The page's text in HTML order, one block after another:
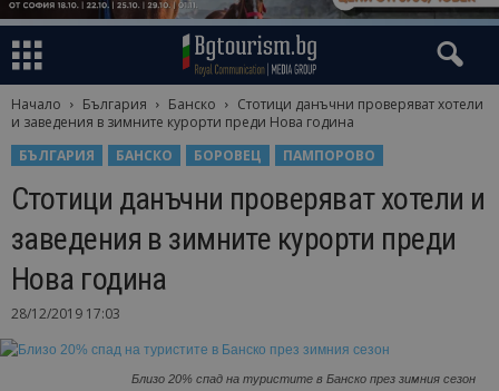
Начало България Банско
Стотици данъчни проверяват хотели
и заведения в зимните курорти преди Нова година
БЪЛГАРИЯ
БАНСКО БОРОВЕЦ ПАМПОРОВО
Стотици данъчни проверяват хотели и
заведения в зимните курорти преди
Нова година
28/12/2019 17:03
Близо 20% спад на туристите в Банско през зимния сезон